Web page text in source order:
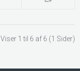
Viser 1 til 6 af 6 (1 Sider)